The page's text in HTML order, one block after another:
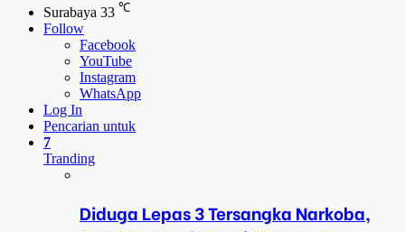
Surabaya 33 ℃
Follow
Facebook
YouTube
Instagram
WhatsApp
Log In
Pencarian untuk
7
Tranding
Diduga Lepas 3 Tersangka Narkoba,